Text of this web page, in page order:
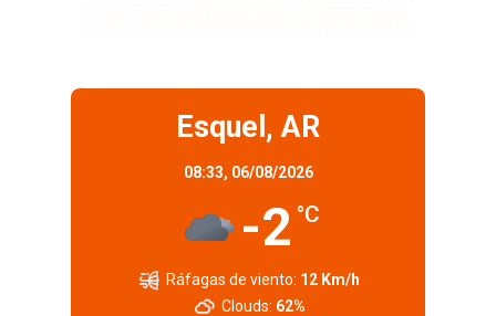
Esquel, AR
08:33, 06/08/2026
-2 °C
Ráfagas de viento: 12 Km/h
Clouds: 62%